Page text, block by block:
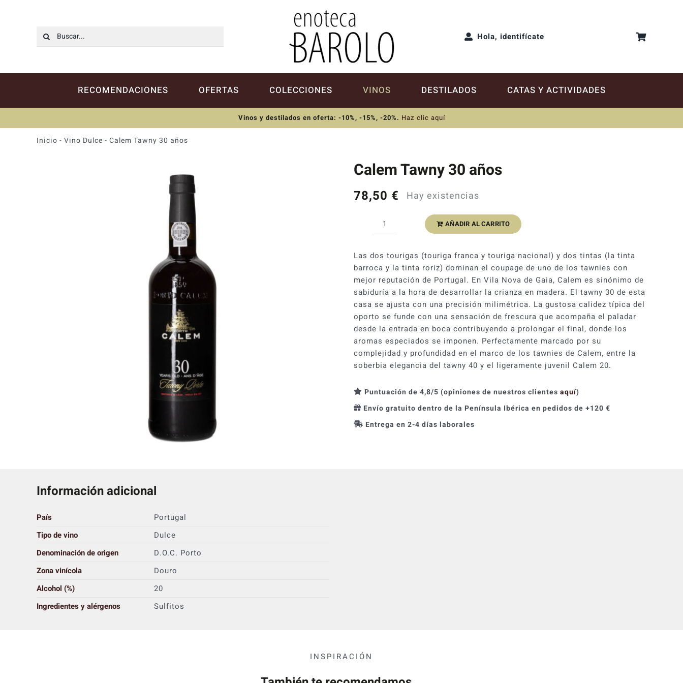
Buscar: Hola, identifícate
RECOMENDACIONES OFERTAS COLECCIONES VINOS DESTILADOS CATAS Y ACTIVIDADES
Vinos y destilados en oferta: -10%, -15%, -20%. Haz clic aquí
Inicio - Vino Dulce - Calem Tawny 30 años
Calem Tawny 30 años
78,50 € Hay existencias
Calem
30
años
cantidad
AÑADIR AL CARRITO
Las dos tourigas (touriga franca y touriga nacional) y dos tintas (la tinta
barroca y la tinta roriz) dominan el coupage de uno de los tawnies con
mejor reputación de Portugal. En Vila Nova de Gaia, Calem es sinónimo de
sabiduría a la hora de desarrollar la crianza en madera. El tawny 30 de esta
casa se ajusta con una precisión milimétrica. La gustosa calidez típica del
oporto se funde con una sensación de frescura que acompaña el paladar
desde la entrada en boca contribuyendo a prolongar el final, donde los
aromas especiados se imponen. Perfectamente marcado por su
complejidad y profundidad en el marco de los tawnies de Calem, entre la
soberbia elegancia del tawny 40 y el ligeramente juvenil Calem 20.
Puntuación de 4,8/5 (opiniones de nuestros clientes aquí)
Envío gratuito dentro de la Península Ibérica en pedidos de +120 €
Entrega en 2-4 días laborales
Información adicional
País
Portugal
Tipo de vino
Dulce
Denominación de origen
D.O.C. Porto
Zona vinícola
Douro
Alcohol (%)
20
Ingredientes y alérgenos
Sulfitos
INSPIRACIÓN